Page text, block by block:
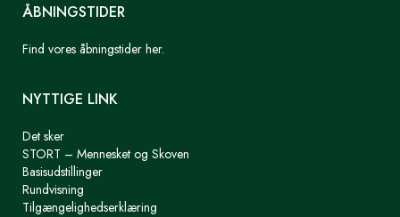
ÅBNINGSTIDER
Find vores åbningstider her.
NYTTIGE LINK
Det sker
STORT – Mennesket og Skoven
Basisudstillinger
Rundvisning
Tilgængelighedserklæring